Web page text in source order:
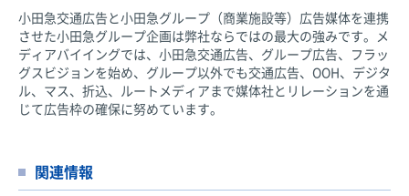
小田急交通広告と小田急グループ（商業施設等）広告媒体を連携
させた小田急グループ企画は弊社ならではの最大の強みです。メ
ディアバイイングでは、小田急交通広告、グループ広告、フラッ
グスビジョンを始め、グループ以外でも交通広告、OOH、デジタ
ル、マス、折込、ルートメディアまで媒体社とリレーションを通
じて広告枠の確保に努めています。
関連情報